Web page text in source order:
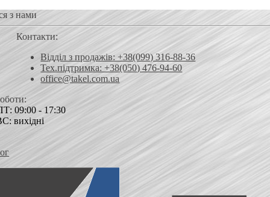
з нами
Контакти:
Відділ з продажів: +38(099) 316-88-36
Тех.підтримка: +38(050) 476-94-60
office@takel.com.ua
09:00 - 17:30
вихідні